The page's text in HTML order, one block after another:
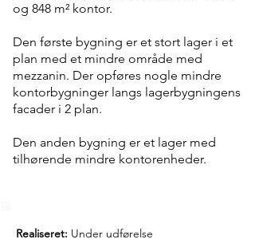
og 848 m² kontor.
Den første bygning er et stort lager i et
plan med et mindre område med
mezzanin. Der opføres nogle mindre
kontorbygninger langs lagerbygningens
facader i 2 plan.
Den anden bygning er et lager med
tilhørende mindre kontorenheder.
Realiseret: Under udførelse